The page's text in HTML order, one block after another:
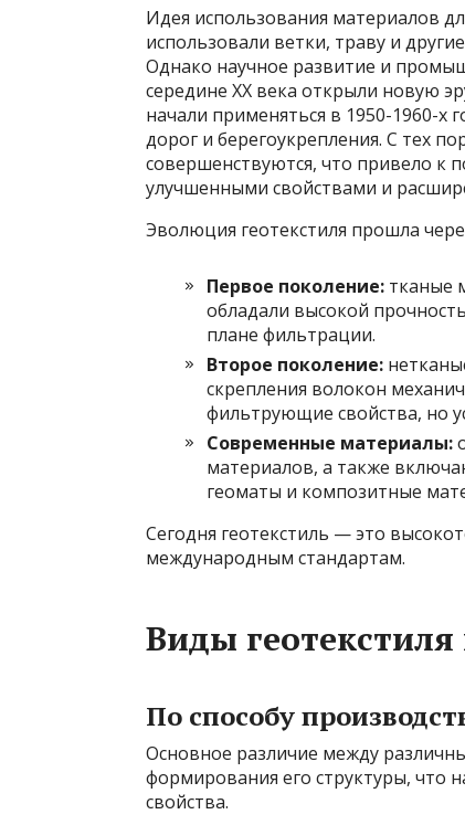
Идея использования материалов
использовали ветки, траву и
Однако научное развитие и
середине XX века открыли новую
начали применяться в 1950-1960-х
дорог и берегоукрепления. С тех
совершенствуются, что привело к
улучшенными свойствами и
Эволюция геотекстиля прошла
Первое поколение: тканые
обладали высокой
плане фильтрации.
Второе поколение:
скрепления волокон
фильтрующие свойства, но
Современные материалы:
материалов, а также
геоматы и композитные
Сегодня геотекстиль — это
международным стандартам.
Виды
По способу
Основное различие между
формирования его структуры, что
свойства.